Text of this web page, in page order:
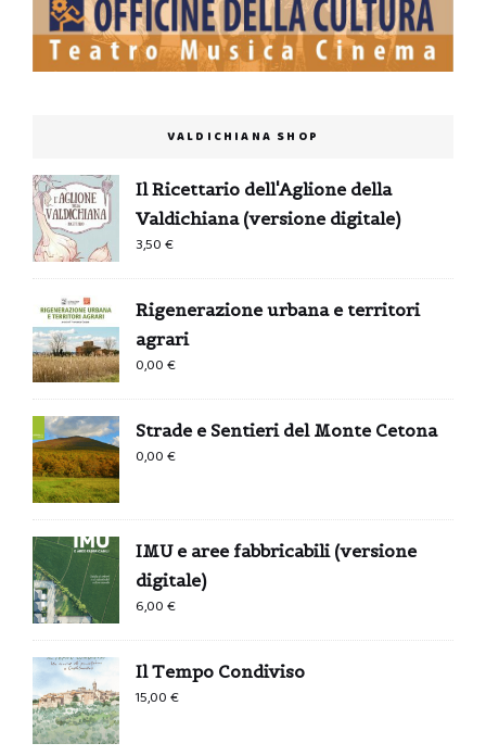
VALDICHIANA SHOP
Il Ricettario dell'Aglione della
Valdichiana (versione digitale)
3,50€
Rigenerazione urbana e territori
agrari
0,00€
Strade e Sentieri del Monte Cetona
0,00€
IMU e aree fabbricabili (versione
digitale)
6,00€
Il Tempo Condiviso
15,00€